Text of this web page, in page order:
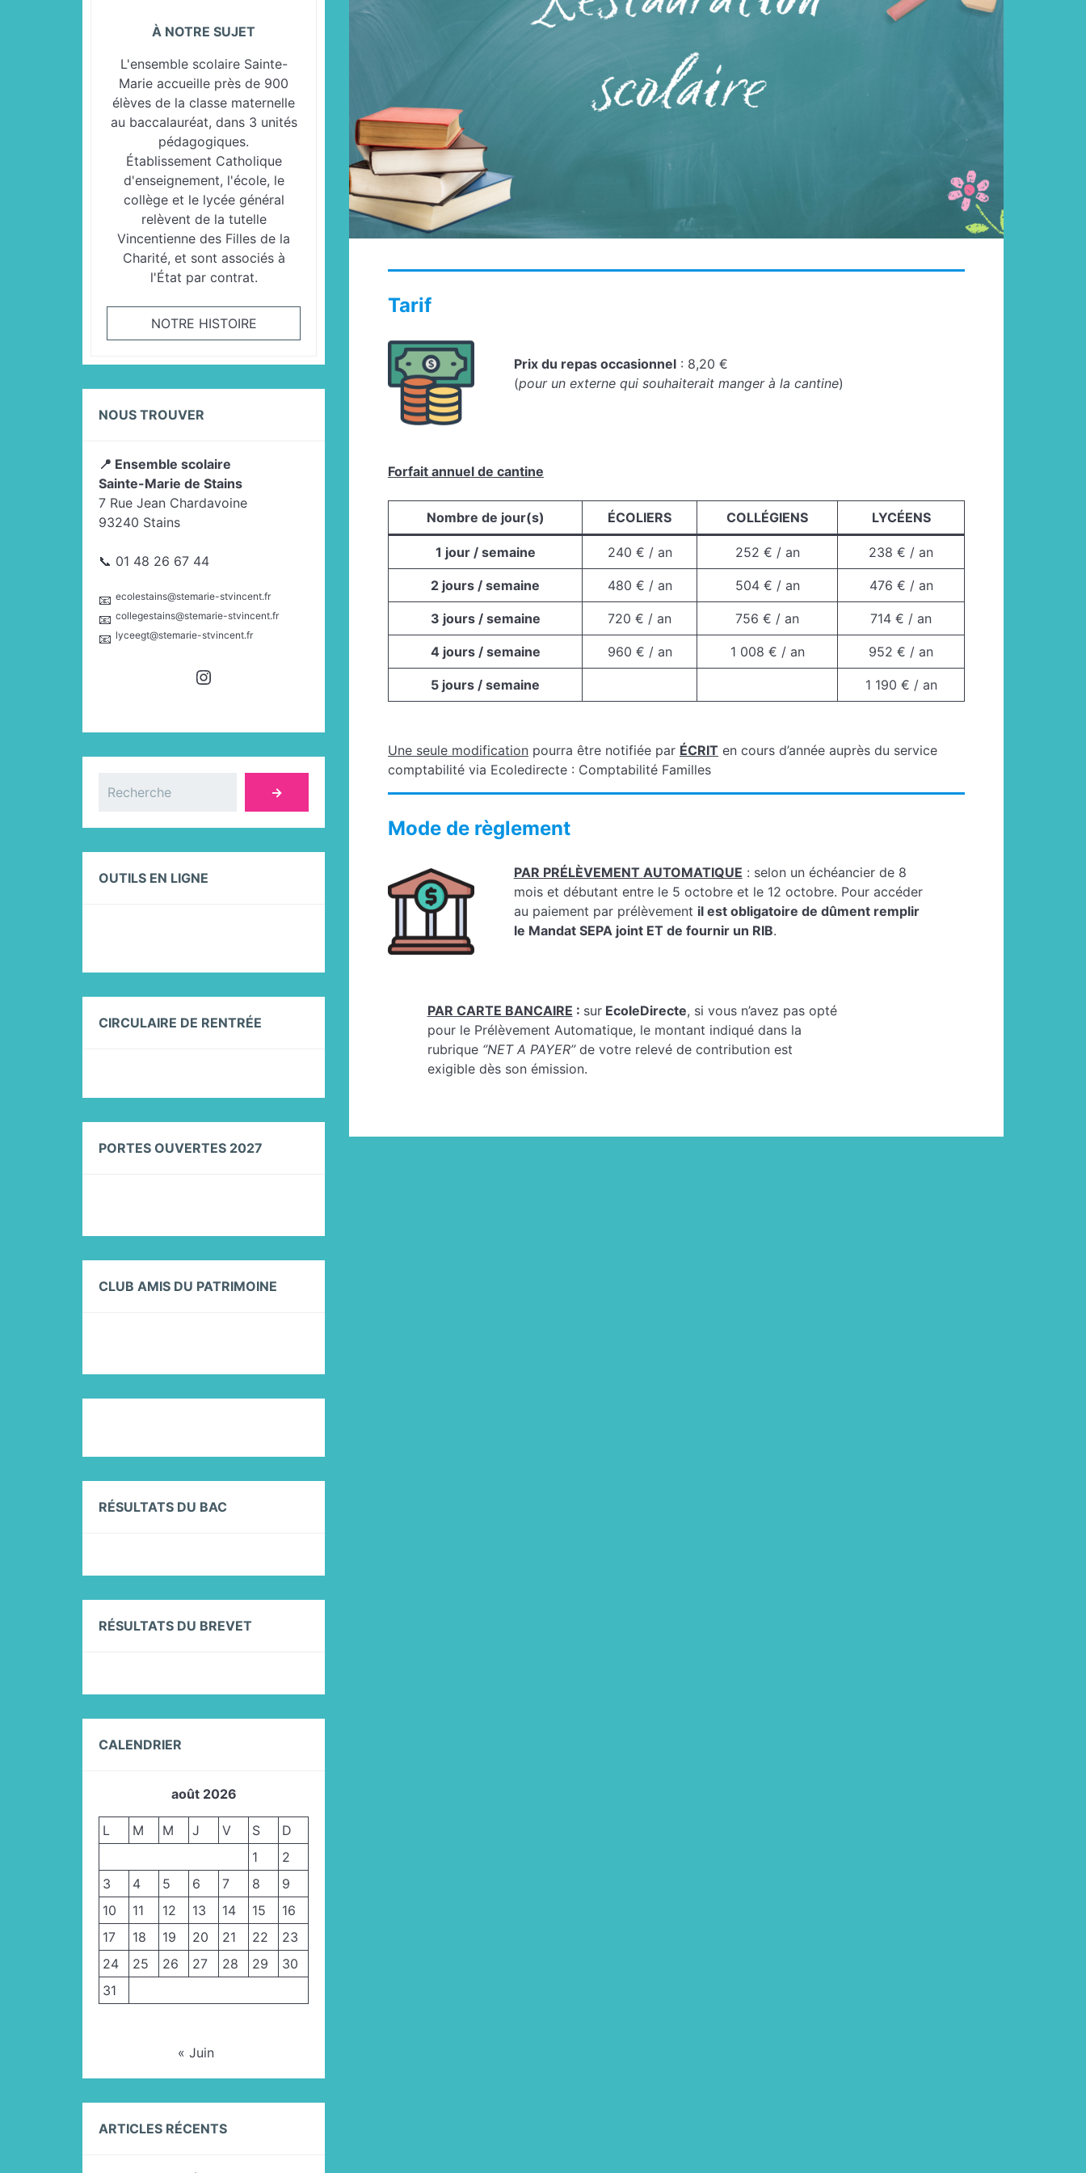
Tarif
Prix du repas occasionnel: 8,20 €
(pour un externe qui souhaiterait manger à la cantine)
Forfait annuel de cantine
Nombre de jour(s) ÉCOLIERS COLLÉGIENS LYCÉENS
1 jour / semaine 240 € / an 252 € / an 238 € / an
2 jours / semaine 480 € / an 504 € / an 476 € / an
3 jours / semaine 720 € / an 756 € / an 714 € / an
4 jours / semaine 960 € / an 1 008 € / an 952 € / an
5 jours / semaine 1 190 € / an
Une seule modification pourra être notifiée par ÉCRIT en cours d’année auprès du service
comptabilité via Ecoledirecte : Comptabilité Familles
Mode de règlement
PAR PRÉLÈVEMENT AUTOMATIQUE : selon un échéancier de 8
mois et débutant entre le 5 octobre et le 12 octobre. Pour accéder
au paiement par prélèvement il est obligatoire de dûment remplir
le Mandat SEPA joint ET de fournir un RIB.
PAR CARTE BANCAIRE : surEcoleDirecte, si vous n’avez pas opté
pour le Prélèvement Automatique, le montant indiqué dans la
rubrique ‘’NET A PAYER’’ de votre relevé de contribution est
exigible dès son émission.
À NOTRE SUJET
L'ensemble scolaire Sainte-
Marie accueille près de 900
élèves de la classe maternelle
au baccalauréat, dans 3 unités
pédagogiques.
Établissement Catholique
d'enseignement, l'école, le
collège et le lycée général
relèvent de la tutelle
Vincentienne des Filles de la
Charité, et sont associés à
l'État par contrat.
NOTRE HISTOIRE
NOUS TROUVER
📍 Ensemble scolaire
Sainte-Marie de Stains
7 Rue Jean Chardavoine
93240 Stains
📞 01 48 26 67 44
📧 ecolestains@stemarie-stvincent.fr
📧 collegestains@stemarie-stvincent.fr
📧 lyceegt@stemarie-stvincent.fr
Instagram
→
OUTILS EN LIGNE
CIRCULAIRE DE RENTRÉE
PORTES OUVERTES 2027
CLUB AMIS DU PATRIMOINE
RÉSULTATS DU BAC
RÉSULTATS DU BREVET
CALENDRIER
août 2026
L M M J V S
D
1
2
3
4 5 6 7 8
9
10
11 12 13 14 15
16
17
18 19 20 21 22
23
24
25 26 27 28 29
30
31
« Juin
ARTICLES RÉCENTS